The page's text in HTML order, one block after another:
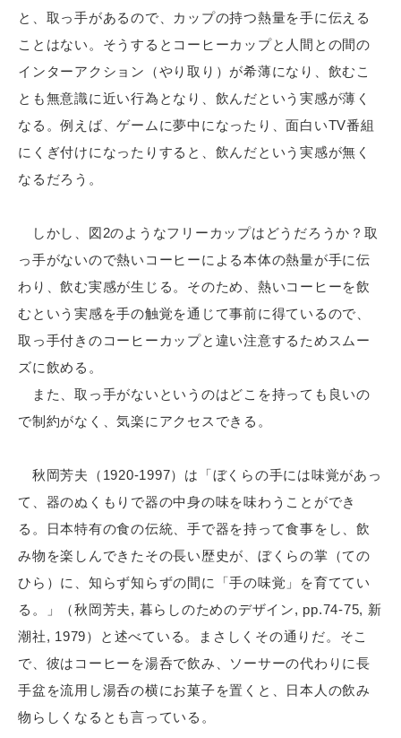
と、取っ手があるので、カップの持つ熱量を手に伝える
ことはない。そうするとコーヒーカップと人間との間の
インターアクション（やり取り）が希薄になり、飲むこ
とも無意識に近い行為となり、飲んだという実感が薄く
なる。例えば、ゲームに夢中になったり、面白いTV番組
にくぎ付けになったりすると、飲んだという実感が無く
なるだろう。
しかし、図2のようなフリーカップはどうだろうか？取
っ手がないので熱いコーヒーによる本体の熱量が手に伝
わり、飲む実感が生じる。そのため、熱いコーヒーを飲
むという実感を手の触覚を通じて事前に得ているので、
取っ手付きのコーヒーカップと違い注意するためスムー
ズに飲める。
また、取っ手がないというのはどこを持っても良いの
で制約がなく、気楽にアクセスできる。
秋岡芳夫（1920-1997）は「ぼくらの手には味覚があっ
て、器のぬくもりで器の中身の味を味わうことができ
る。日本特有の食の伝統、手で器を持って食事をし、飲
み物を楽しんできたその長い歴史が、ぼくらの掌（ての
ひら）に、知らず知らずの間に「手の味覚」を育ててい
る。」（秋岡芳夫, 暮らしのためのデザイン, pp.74-75, 新
潮社, 1979）と述べている。まさしくその通りだ。そこ
で、彼はコーヒーを湯呑で飲み、ソーサーの代わりに長
手盆を流用し湯呑の横にお菓子を置くと、日本人の飲み
物らしくなるとも言っている。